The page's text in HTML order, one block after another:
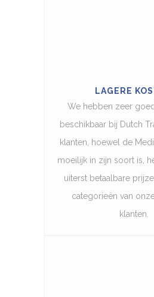
LAGERE
We hebben zeer
beschikbaar bij Dutch
klanten, hoewel de
moeilijk in zijn soort is,
uiterst betaalbare
categorieën van
klanten.